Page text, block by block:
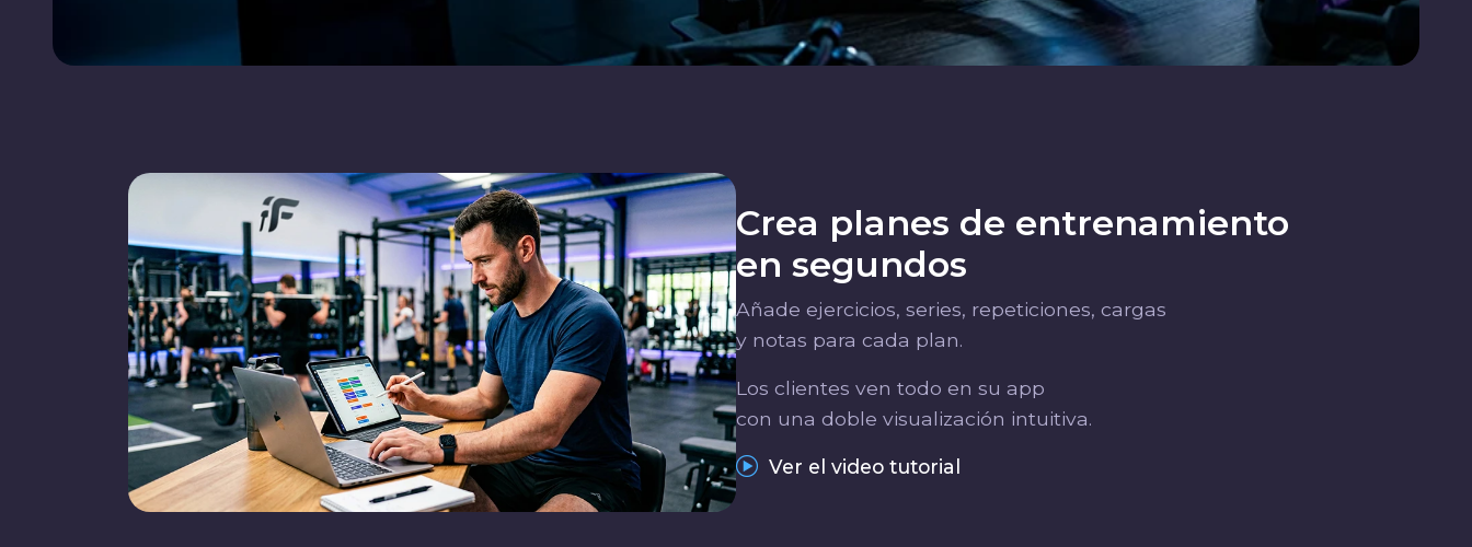
Crea planes de entrenamiento
en segundos
Añade ejercicios, series, repeticiones, cargas
y notas para cada plan.
Los clientes ven todo en su app
con una doble visualización intuitiva.
Ver el video tutorial